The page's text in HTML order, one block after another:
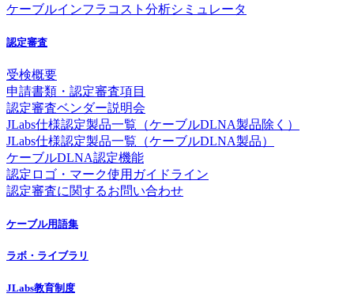
ケーブルインフラコスト分析シミュレータ
認定審査
受検概要
申請書類・認定審査項目
認定審査ベンダー説明会
JLabs仕様認定製品一覧（ケーブルDLNA製品除く）
JLabs仕様認定製品一覧（ケーブルDLNA製品）
ケーブルDLNA認定機能
認定ロゴ・マーク使用ガイドライン
認定審査に関するお問い合わせ
ケーブル用語集
ラボ・ライブラリ
JLabs教育制度